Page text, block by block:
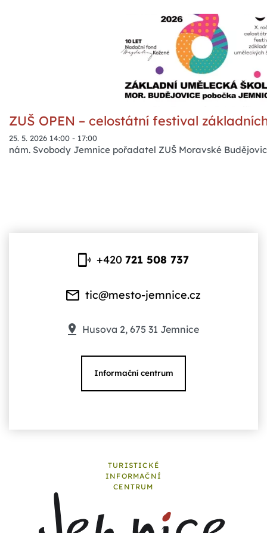
25. 5. 2026 14:00 - 17:00
ZUŠ OPEN – celostátní festival
nám. Svobody Jemnice pořadatel ZUŠ Moravské
+420721 508 737
tic@mesto-jemnice.cz
Husova 2, 675 31 Jemnice
Informační centrum
TURISTICKÉ
INFORMAČNÍ
CENTRUM